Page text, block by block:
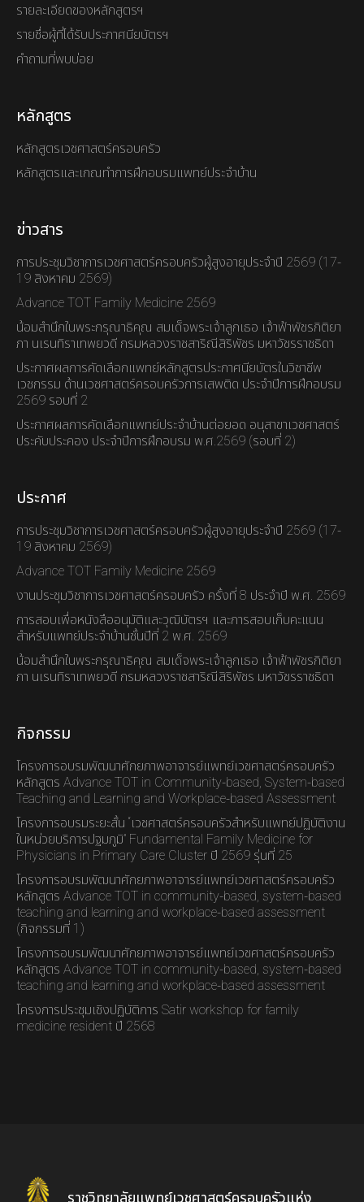
รายละเอียดของหลักสูตรฯ
รายชื่อผู้ที่ได้รับประกาศนียบัตรฯ
คำถามที่พบบ่อย
หลักสูตร
หลักสูตรเวชศาสตร์ครอบครัว
หลักสูตรและเกณทำการฝึกอบรมแพทย์ประจำบ้าน
ข่าวสาร
การประชุมวิชาการเวชศาสตร์ครอบครัวผู้สูงอายุประจำปี 2569 (17-
19 สิงหาคม 2569)
Advance TOT Family Medicine 2569
น้อมสำนึกในพระกรุณาธิคุณ สมเด็จพระเจ้าลูกเธอ เจ้าฟ้าพัชรกิติยา
ภา นเรนทิราเทพยวดี กรมหลวงราชสาริณีสิริพัชร มหาวัชรราชธิดา
ประกาศผลการคัดเลือกแพทย์หลักสูตรประกาศนียบัตรในวิชาชีพ
เวชกรรม ด้านเวชศาสตร์ครอบครัวการเสพติด ประจำปีการฝึกอบรม
2569 รอบที่ 2
ประกาศผลการคัดเลือกแพทย์ประจำบ้านต่อยอด อนุสาขาเวชศาสตร์
ประคับประคอง ประจำปีการฝึกอบรม พ.ศ.2569 (รอบที่ 2)
ประกาศ
การประชุมวิชาการเวชศาสตร์ครอบครัวผู้สูงอายุประจำปี 2569 (17-
19 สิงหาคม 2569)
Advance TOT Family Medicine 2569
งานประชุมวิชาการเวชศาสตร์ครอบครัว ครั้งที่ 8 ประจำปี พ.ศ. 2569
การสอบเพื่อหนังสืออนุมัติและวุฒิบัตรฯ และการสอบเก็บคะแนน
สำหรับแพทย์ประจำบ้านชั้นปีที่ 2 พ.ศ. 2569
น้อมสำนึกในพระกรุณาธิคุณ สมเด็จพระเจ้าลูกเธอ เจ้าฟ้าพัชรกิติยา
ภา นเรนทิราเทพยวดี กรมหลวงราชสาริณีสิริพัชร มหาวัชรราชธิดา
กิจกรรม
โครงการอบรมพัฒนาศักยภาพอาจารย์แพทย์เวชศาสตร์ครอบครัว
หลักสูตร Advance TOT in Community-based, System-based
Teaching and Learning and Workplace-based Assessment
โครงการอบรมระยะสั้น “เวชศาสตร์ครอบครัวสำหรับแพทย์ปฏิบัติงาน
ในหน่วยบริการปฐมภูมิ” Fundamental Family Medicine for
Physicians in Primary Care Cluster ปี 2569 รุ่นที่ 25
โครงการอบรมพัฒนาศักยภาพอาจารย์แพทย์เวชศาสตร์ครอบครัว
หลักสูตร Advance TOT in community-based, system-based
teaching and learning and workplace-based assessment
(กิจกรรมที่ 1)
โครงการอบรมพัฒนาศักยภาพอาจารย์แพทย์เวชศาสตร์ครอบครัว
หลักสูตร Advance TOT in community-based, system-based
teaching and learning and workplace-based assessment
โครงการประชุมเชิงปฏิบัติการ Satir workshop for family
medicine resident ปี 2568